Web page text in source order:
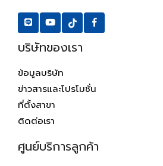
บริษัทของเรา
ข้อมูลบริษัท
ข่าวสารและโปรโมชั่น
ที่ตั้งสาขา
ติดต่อเรา
ศูนย์บริการลูกค้า